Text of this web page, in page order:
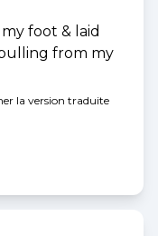
foot & laid
from my
la version traduite